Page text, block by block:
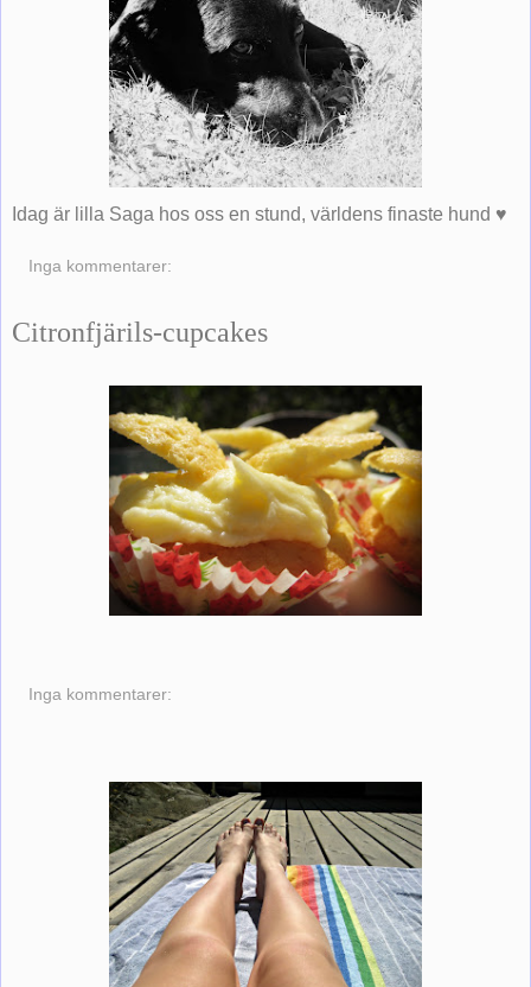
Idag är lilla Saga hos oss en stund, världens finaste hund ♥
Inga kommentarer:
Citronfjärils-cupcakes
Inga kommentarer: